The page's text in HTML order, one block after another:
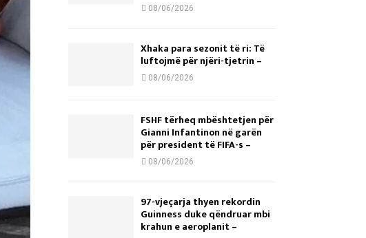
08/06/2026
Xhaka para sezonit të ri: Të
luftojmë për njëri-tjetrin –
08/06/2026
FSHF tërheq mbështetjen për
Gianni Infantinon në garën
për president të FIFA-s –
08/06/2026
97-vjeçarja thyen rekordin
Guinness duke qëndruar mbi
krahun e aeroplanit –